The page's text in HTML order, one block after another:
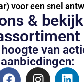
voor een snel
&
van
aanbiedingen: